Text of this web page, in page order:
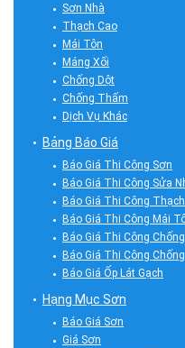
Sơn Nhà
Thạch Cao
Mái Tôn
Máng Xối
Chống Dột
Chống Thấm
Dịch Vụ Khác
Bảng Báo Giá
Báo Giá Thi Công Sơn
Báo Giá Thi Công Sửa
Báo Giá Thi Công
Báo Giá Thi Công Mái
Báo Giá Thi Công
Báo Giá Thi Công
Báo Giá Ốp Lát Gạch
Hạng Mục Sơn
Báo Giá Sơn
Giá Sơn